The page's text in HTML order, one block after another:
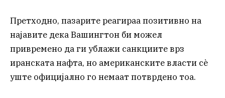
Претходно, пазарите реагираа позитивно на
најавите дека Вашингтон би можел
привремено да ги ублажи санкциите врз
иранската нафта, но американските власти сè
уште официјално го немаат потврдено тоа.